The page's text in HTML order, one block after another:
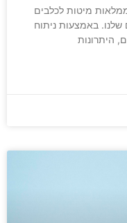
מיטות לכלבים
שלנו. באמצעות ניתוח
היתרונות